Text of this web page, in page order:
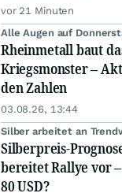
vor 21 Minuten
Alle Augen auf
Rheinmetall baut
Kriegsmonster –
den Zahlen
03.08.26, 13:44
Silber arbeitet an
Silberpreis-
bereitet Rallye vor
80 USD?